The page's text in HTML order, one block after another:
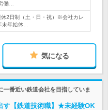
働…
2日制（土・日・祝）※会社カレ
末年始休…
気になる
番近い鉄道会社を目指していま
す【鉄道技術職】★未経験OK